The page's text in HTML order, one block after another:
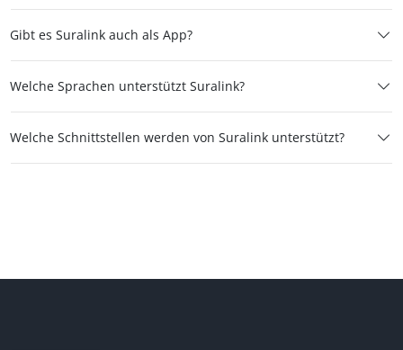
Gibt es Suralink auch als App?
Welche Sprachen unterstützt Suralink?
Welche Schnittstellen werden von Suralink unterstützt?